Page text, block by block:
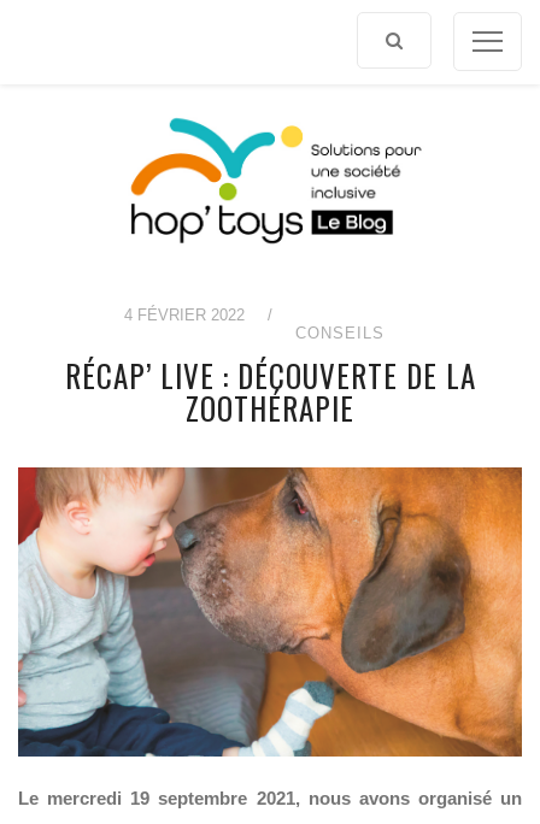
4 FÉVRIER 2022
/
CONSEILS
RÉCAP’ LIVE : DÉCOUVERTE DE LA
ZOOTHÉRAPIE
Le mercredi 19 septembre 2021, nous avons organisé un